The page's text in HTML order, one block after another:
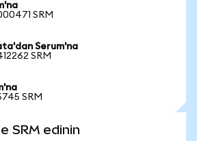
SRM
Serum'na
SRM
SRM
SRM edinin